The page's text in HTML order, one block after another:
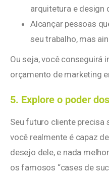
arquitetura e design
Alcançar pessoas
seu trabalho, mas
Ou seja, você conseguirá
orçamento de marketing
5. Explore o poder
Seu futuro cliente precisa
você realmente é capaz
desejo dele, e nada
os famosos “cases de